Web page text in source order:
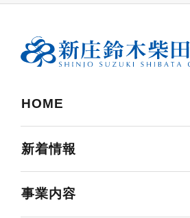
HOME
新着情報
事業内容